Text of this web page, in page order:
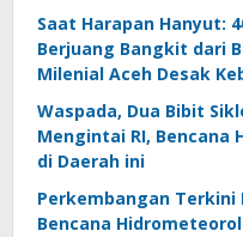
Saat Harapan Hanyut:
Berjuang Bangkit dari
Milenial Aceh Desak
Waspada, Dua Bibit
Mengintai RI, Bencana
di Daerah ini
Perkembangan Terkini
Bencana